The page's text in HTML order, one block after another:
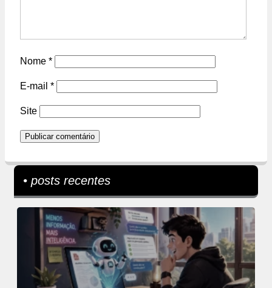
Nome *
E-mail *
Site
• posts recentes